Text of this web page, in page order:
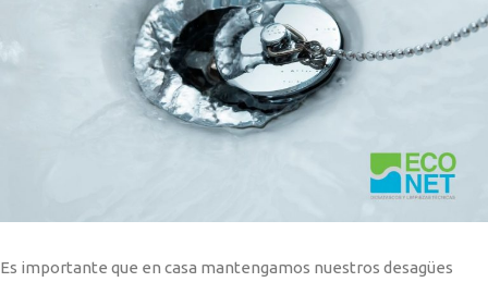
Es importante que en casa mantengamos nuestros desagües